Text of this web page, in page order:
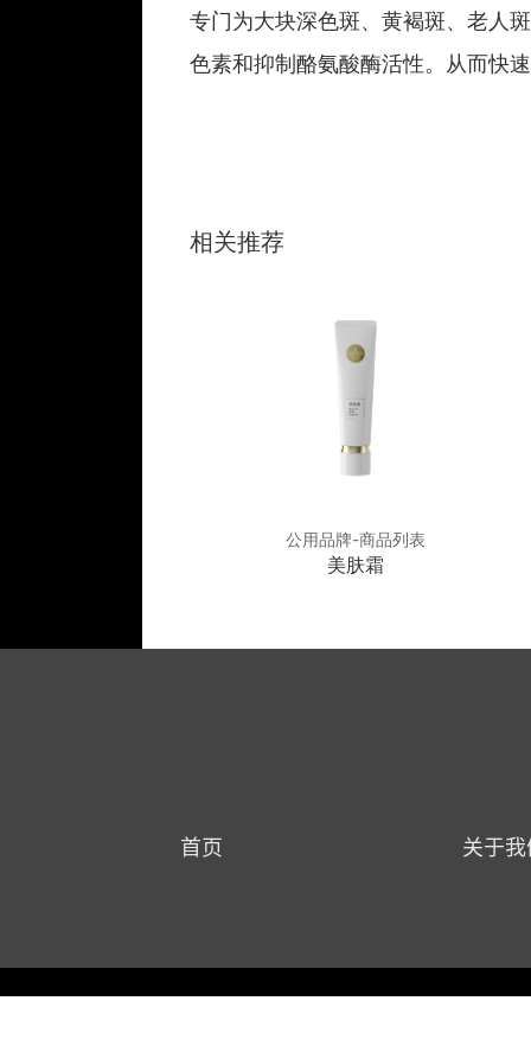
专门为大块深色斑、黄褐斑、老人
色素和抑制酪氨酸酶活性。从而快
相关推荐
公用品牌-商品列表
美肤霜
首页 关于